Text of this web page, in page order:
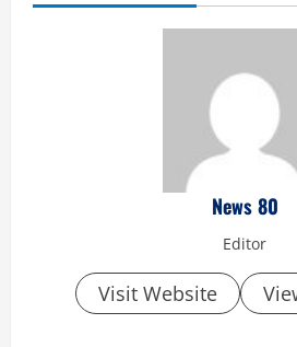
News 80
Editor
Visit Website